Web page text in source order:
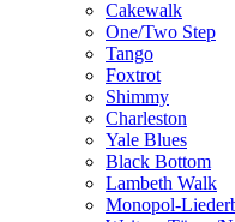
Cakewalk
One/Two Step
Tango
Foxtrot
Shimmy
Charleston
Yale Blues
Black Bottom
Lambeth Walk
Monopol-